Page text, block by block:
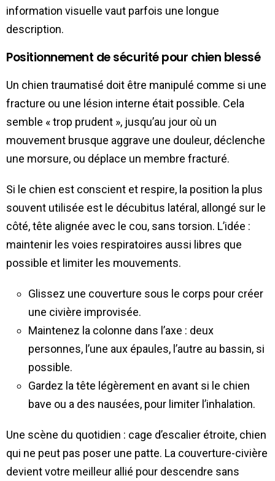
information visuelle vaut parfois une longue
description.
Positionnement de sécurité pour chien blessé
Un chien traumatisé doit être manipulé comme si une
fracture ou une lésion interne était possible. Cela
semble « trop prudent », jusqu’au jour où un
mouvement brusque aggrave une douleur, déclenche
une morsure, ou déplace un membre fracturé.
Si le chien est conscient et respire, la position la plus
souvent utilisée est le décubitus latéral, allongé sur le
côté, tête alignée avec le cou, sans torsion. L’idée :
maintenir les voies respiratoires aussi libres que
possible et limiter les mouvements.
Glissez une couverture sous le corps pour créer
une civière improvisée.
Maintenez la colonne dans l’axe : deux
personnes, l’une aux épaules, l’autre au bassin, si
possible.
Gardez la tête légèrement en avant si le chien
bave ou a des nausées, pour limiter l’inhalation.
Une scène du quotidien : cage d’escalier étroite, chien
qui ne peut pas poser une patte. La couverture-civière
devient votre meilleur allié pour descendre sans